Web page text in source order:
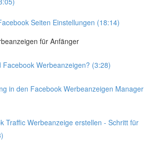
Seiten Einstellungen (18:14)
für Anfänger
Facebook Werbeanzeigen? (3:28)
in den Facebook Werbeanzeigen Manager
Traffic Werbeanzeige erstellen - Schritt für